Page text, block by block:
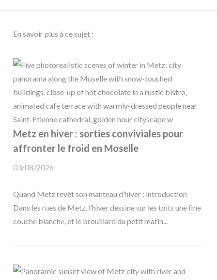
En savoir plus à ce sujet :
Metz en hiver : sorties conviviales pour
affronter le froid en Moselle
03/08/2026
Quand Metz revêt son manteau d’hiver : introduction
Dans les rues de Metz, l’hiver dessine sur les toits une fine
couche blanche, et le brouillard du petit matin...